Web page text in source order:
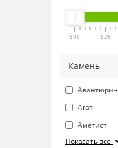
500 526
Камень
Авантюрин
Агат
Аметист
Показать все